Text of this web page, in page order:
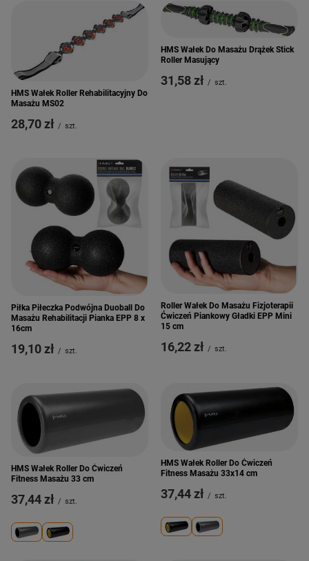
HMS Wałek Roller Rehabilitacyjny Do
Masażu MS02
28,70 zł / szt.
HMS Wałek Do Masażu Drążek Stick
Roller Masujący
31,58 zł / szt.
Piłka Piłeczka Podwójna Duoball Do
Masażu Rehabilitacji Pianka EPP 8 x
16cm
19,10 zł / szt.
Roller Wałek Do Masażu Fizjoterapii
Ćwiczeń Piankowy Gładki EPP Mini
15 cm
16,22 zł / szt.
HMS Wałek Roller Do Ćwiczeń
Fitness Masażu 33 cm
37,44 zł / szt.
HMS Wałek Roller Do Ćwiczeń
Fitness Masażu 33x14 cm
37,44 zł / szt.